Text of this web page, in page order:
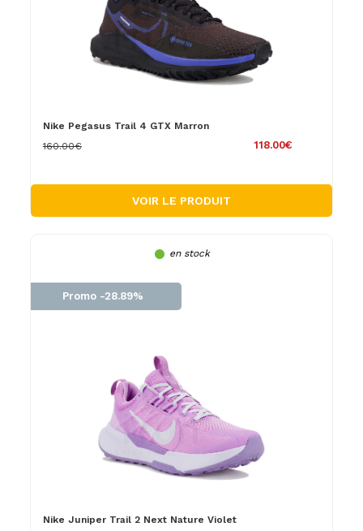
Nike Pegasus Trail 4 GTX Marron
118.00€
160.00€
VOIR LE PRODUIT
en stock
Promo -28.89%
Nike Juniper Trail 2 Next Nature Violet